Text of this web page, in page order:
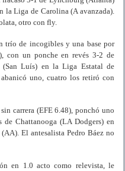
la Liga de Carolina (A avanzada).
otro con fly.
trío de incogibles y una base por
con un ponche en revés 3-2 de
(San Luís) en la Liga Estatal de
uno, cuatro los retiró con
carrera (EFE 6.48), ponchó uno
Chattanooga (LA Dodgers) en
El antesalista Pedro Báez no
en 1.0 acto como relevista, le